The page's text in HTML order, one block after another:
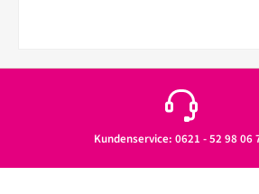
Kundenservice: 0621 - 52 98 06